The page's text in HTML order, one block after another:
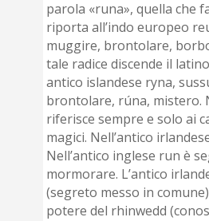
parola «runa», quella che
riporta all’indo europeo
muggire, brontolare,
tale radice discende il
antico islandese ryna,
brontolare, rúna, mistero.
riferisce sempre e solo ai
magici. Nell’antico
Nell’antico inglese run è
mormorare. L’antico
(segreto messo in
potere del rhinwedd